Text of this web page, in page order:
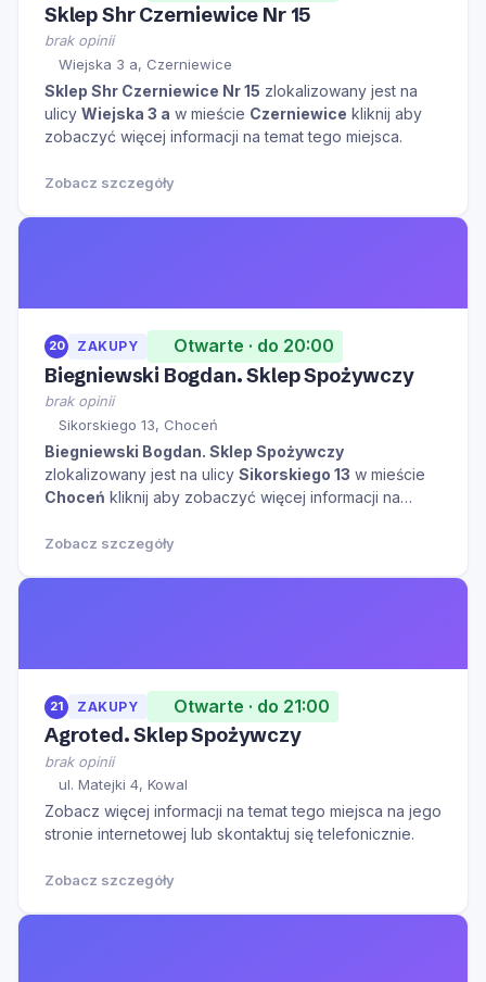
Sklep Shr Czerniewice Nr 15
brak opinii
Wiejska 3 a, Czerniewice
Sklep Shr Czerniewice Nr 15 zlokalizowany jest na
ulicy Wiejska 3 a w mieście Czerniewice kliknij aby
zobaczyć więcej informacji na temat tego miejsca.
Zobacz szczegóły
20 ZAKUPY Otwarte · do 20:00
Biegniewski Bogdan. Sklep Spożywczy
brak opinii
Sikorskiego 13, Choceń
Biegniewski Bogdan. Sklep Spożywczy
zlokalizowany jest na ulicy Sikorskiego 13 w mieście
Choceń kliknij aby zobaczyć więcej informacji na
Zobacz szczegóły
21 ZAKUPY Otwarte · do 21:00
Agroted. Sklep Spożywczy
brak opinii
ul. Matejki 4, Kowal
Zobacz więcej informacji na temat tego miejsca na jego
stronie internetowej lub skontaktuj się telefonicznie.
Zobacz szczegóły